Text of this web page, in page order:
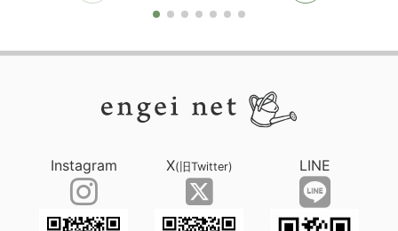
Instagram X(旧Twitter) LINE